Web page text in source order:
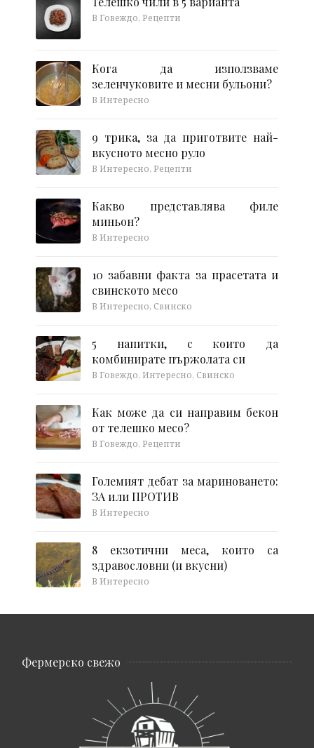
В Говеждо, Рецепти
Кога да използваме
зеленчуковите и месни бульони?
В Интересно
9 трика, за да приготвите най-
вкусното месно руло
В Интересно, Рецепти
Какво представлява филе
миньон?
В Интересно
10 забавни факта за прасетата и
свинското месо
В Интересно, Свинско
5 напитки, с които да
комбинирате пържолата си
В Говеждо, Интересно, Свинско
Как може да си направим бекон
от телешко месо?
В Говеждо, Рецепти
Големият дебат за мариноването:
ЗА или ПРОТИВ
В Интересно
8 екзотични меса, които са
здравословни (и вкусни)
В Интересно
Фермерско свежо